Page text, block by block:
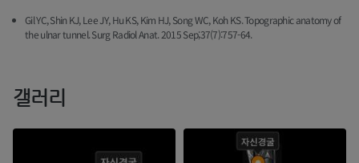
Gil YC, Shin KJ, Lee JY, Hu KS, Kim HJ, Song WC, Koh KS. Topographic anatomy of
the ulnar tunnel. Surg Radiol Anat. 2015 Sep;37(7):757-64.
갤러리